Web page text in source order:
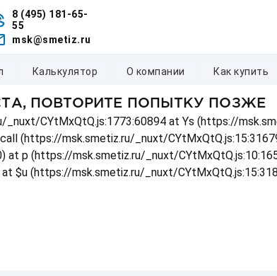
8 (495) 181-65-
55
msk@smetiz.ru
калькулятор о компании как купить
ПОВТОРИТЕ ПОПЫТКУ ПОЗЖЕ
CYtMxQtQ.js:1773:60894 at Ys (https://
(https://msk.smetiz.ru/_nuxt/
at p (https://msk.smetiz.ru/_nuxt/
$u (https://msk.smetiz.ru/_nuxt/